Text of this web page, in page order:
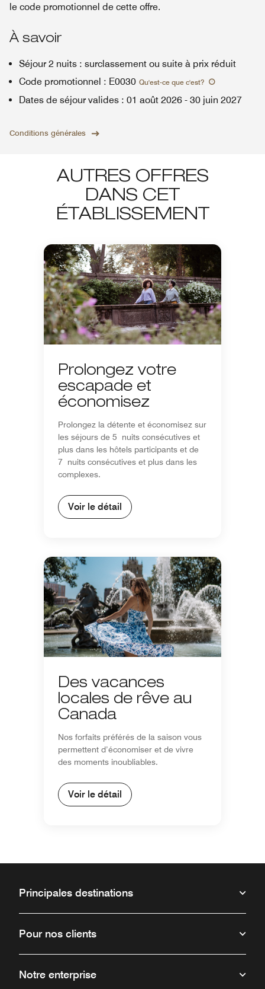
le code promotionnel de cette offre.
À savoir
Séjour 2 nuits : surclassement ou suite à prix réduit
Code promotionnel : E0030 Qu'est-ce que c'est?
Dates de séjour valides : 01 août 2026 - 30 juin 2027
Conditions générales
AUTRES OFFRES
DANS CET
ÉTABLISSEMENT
Prolongez votre
escapade et
économisez
Prolongez la détente et économisez sur
les séjours de 5 nuits consécutives et
plus dans les hôtels participants et de
7 nuits consécutives et plus dans les
complexes.
Voir le détail
Des vacances
locales de rêve au
Canada
Nos forfaits préférés de la saison vous
permettent d’économiser et de vivre
des moments inoubliables.
Voir le détail
Principales destinations
Pour nos clients
Notre enterprise